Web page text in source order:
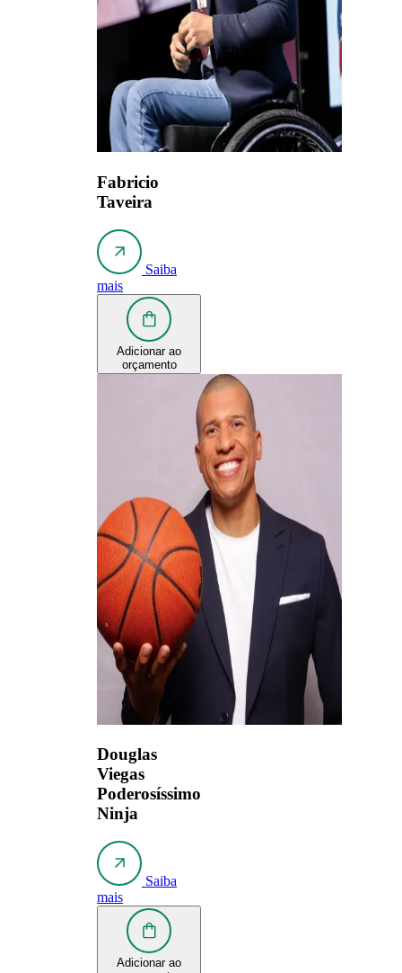
Fabricio
Taveira
Saiba
mais
Adicionar ao
orçamento
Douglas
Viegas
Poderosíssimo
Ninja
Saiba
mais
Adicionar ao